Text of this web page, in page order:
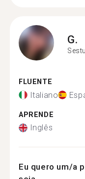
G.
Sestu
FLUENTE
Italiano
APRENDE
Inglês
Eu quero um/a